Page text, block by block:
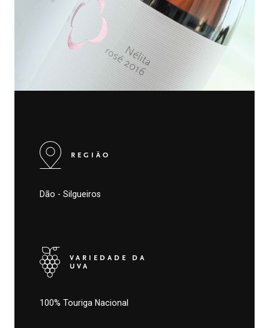
REGIÃO
Dão - Silgueiros
VARIEDADE DA
UVA
100% Touriga Nacional